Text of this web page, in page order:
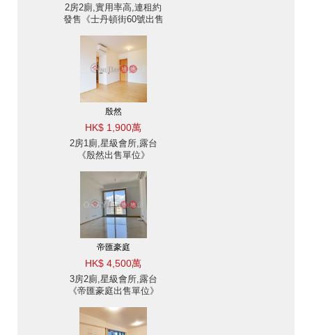
2房2廁,實用率高,連租約
發售《士丹頓街60號出售
殷然
HK$ 1,900萬
2房1廁,星級會所,露台
《殷然出售單位》
帝匯豪庭
HK$ 4,500萬
3房2廁,星級會所,露台
《帝匯豪庭出售單位》